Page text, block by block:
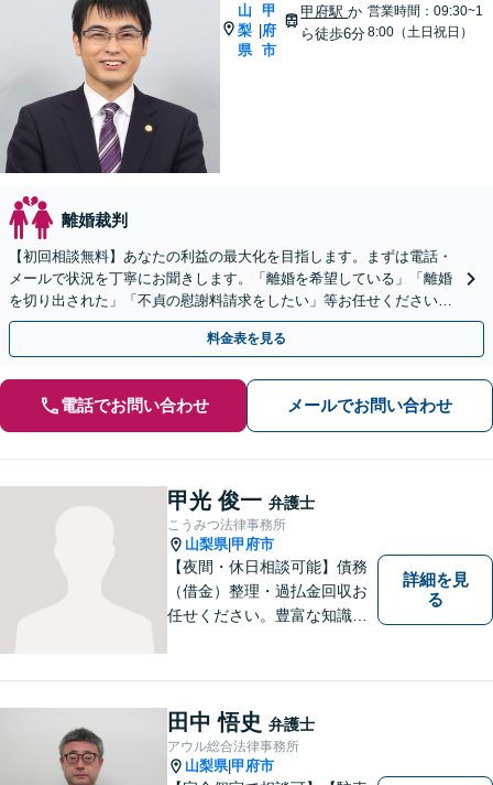
山
梨
県
甲
府
市
甲府駅か
ら徒歩6分
営業時間：09:30~1
8:00（土日祝日）
離婚裁判
【初回相談無料】あなたの利益の最大化を目指します。まずは電話・
メールで状況を丁寧にお聞きします。「離婚を希望している」「離婚
を切り出された」「不貞の慰謝料請求をしたい」等お任せください。
【リーズナブルな料金設定】
料金表を見る
電話でお問い合わせ メールでお問い合わせ
甲光 俊一 弁護士
こうみつ法律事務所
山梨県|甲府市
【夜間・休日相談可能】債務
（借金）整理・過払金回収お
任せください。豊富な知識・
ます。
詳細を見
る
田中 悟史 弁護士
アウル総合法律事務所
山梨県|甲府市